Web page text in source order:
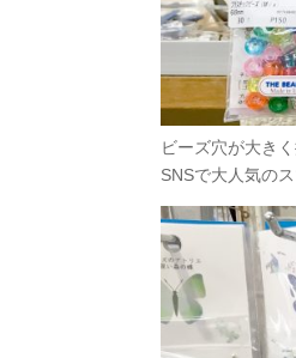
ビーズ穴が大き
SNSで大人気の